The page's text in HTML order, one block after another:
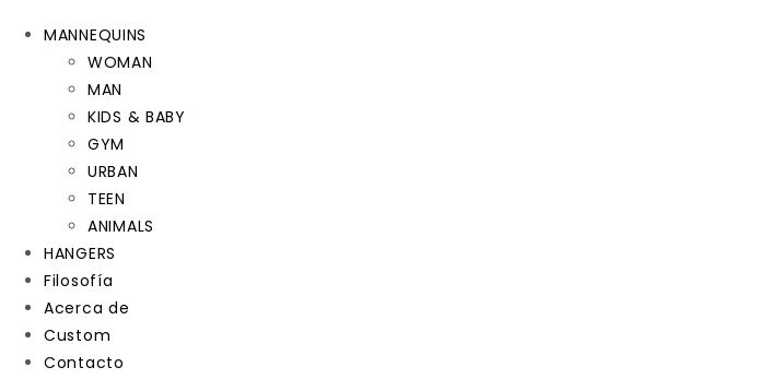
MANNEQUINS
WOMAN
MAN
KIDS & BABY
GYM
URBAN
TEEN
ANIMALS
HANGERS
Filosofía
Acerca de
Custom
Contacto